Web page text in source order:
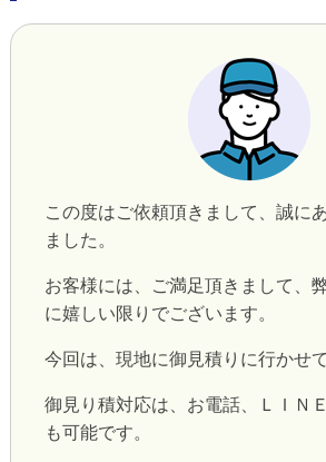
この度はご依頼頂きまして、誠に
ました。
お客様には、ご満足頂きまして、
に嬉しい限りでございます。
今回は、現地に御見積りに行かせ
御見り積対応は、お電話、ＬＩＮ
も可能です。